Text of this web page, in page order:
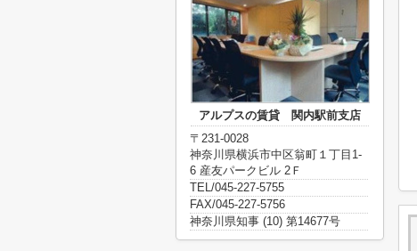
アルプスの賃貸 関内駅前支店
〒231-0028
神奈川県横浜市中区翁町１丁目1-
6 産友パークビル 2Ｆ
TEL/045-227-5755
FAX/045-227-5756
神奈川県知事 (10) 第14677号